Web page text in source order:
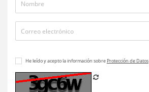
He leído y acepto la información sobre Protección de Datos